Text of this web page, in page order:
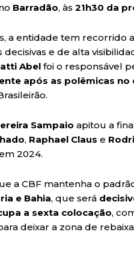
Barradão, às 21h30 da
a entidade tem recorrido a
e de alta
Abel foi o responsável
após as polêmicas no
Sampaio apitou a
, Raphael Claus e
2024.
a CBF mantenha o
e Bahia, que será
a sexta colocação,
deixar a zona de